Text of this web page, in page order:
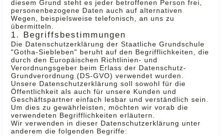
diesem Grund steht es jeder betroffenen Person frei,
personenbezogene Daten auch auf alternativen
Wegen, beispielsweise telefonisch, an uns zu
übermitteln.
1. Begriffsbestimmungen
Die Datenschutzerklärung der Staatliche Grundschule
"Gotha-Siebleben" beruht auf den Begrifflichkeiten, die
durch den Europäischen Richtlinien- und
Verordnungsgeber beim Erlass der Datenschutz-
Grundverordnung (DS-GVO) verwendet wurden.
Unsere Datenschutzerklärung soll sowohl für die
Öffentlichkeit als auch für unsere Kunden und
Geschäftspartner einfach lesbar und verständlich sein.
Um dies zu gewährleisten, möchten wir vorab die
verwendeten Begrifflichkeiten erläutern.
Wir verwenden in dieser Datenschutzerklärung unter
anderem die folgenden Begriffe: